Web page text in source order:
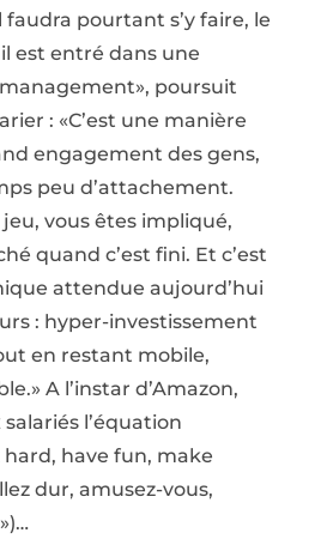
pourtant s’y faire, le
est entré dans une
poursuit
: «C’est une manière
engagement des gens,
peu d’attachement.
vous êtes impliqué,
quand c’est fini. Et c’est
attendue aujourd’hui
: hyper-investissement
en restant mobile,
A l’instar d’Amazon,
l’équation
have fun, make
dur, amusez-vous,